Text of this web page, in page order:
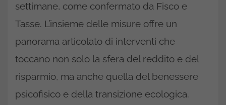
settimane, come confermato da Fisco e
Tasse. L’insieme delle misure offre un
panorama articolato di interventi che
toccano non solo la sfera del reddito e del
risparmio, ma anche quella del benessere
psicofisico e della transizione ecologica.